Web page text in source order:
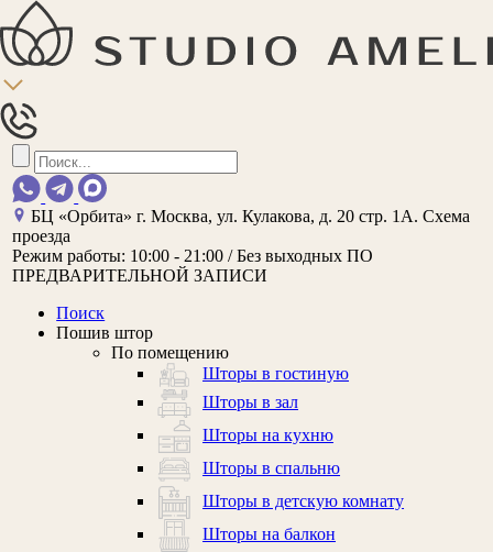
БЦ «Орбита»г. Москва, ул. Кулакова, д. 20 стр. 1А. Схема
проезда
Режим работы: 10:00 - 21:00 / Без выходных ПО
ПРЕДВАРИТЕЛЬНОЙ ЗАПИСИ
Поиск
Пошив штор
По помещению
Шторы в гостиную
Шторы в зал
Шторы на кухню
Шторы в спальню
Шторы в детскую комнату
Шторы на балкон